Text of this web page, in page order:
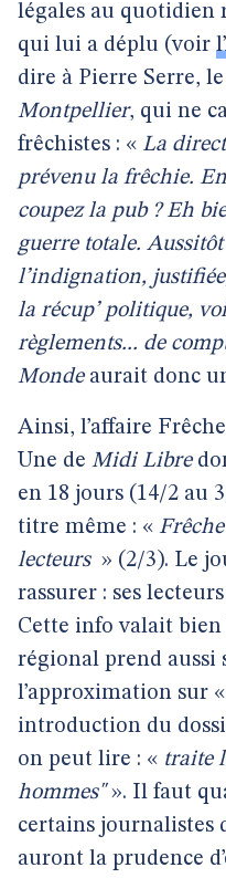
légales au quotidien
qui lui a déplu (voir
dire à Pierre Serre,
Montpellier, qui ne
frêchistes : « La
prévenu la frêchie.
coupez la pub ? Eh
guerre totale.
l’indignation,
la récup’ politique,
règlements... de
Mondeaurait donc
Ainsi, l’affaire
Une de Midi Libre
en 18 jours (14/2 au
titre même : «
lecteurs » (2/3). Le
rassurer : ses
Cette info valait
régional prend aussi
l’approximation sur «
introduction du
on peut lire : « traite
hommes"». Il faut
certains journalistes
auront la prudence